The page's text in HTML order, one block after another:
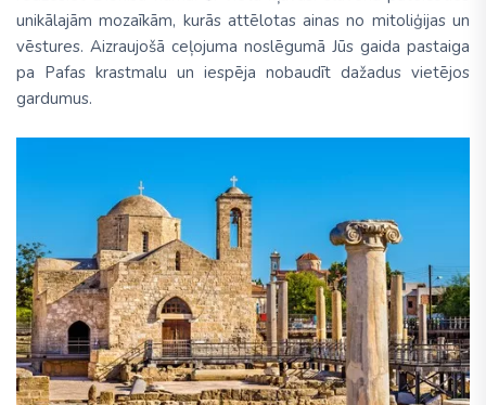
unikālajām mozaīkām, kurās attēlotas ainas no mitoliģijas un
vēstures. Aizraujošā ceļojuma noslēgumā Jūs gaida pastaiga
pa Pafas krastmalu un iespēja nobaudīt dažadus vietējos
gardumus.